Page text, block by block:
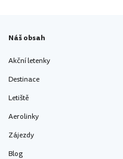
Náš obsah
Akční letenky
Destinace
Letiště
Aerolinky
Zájezdy
Blog